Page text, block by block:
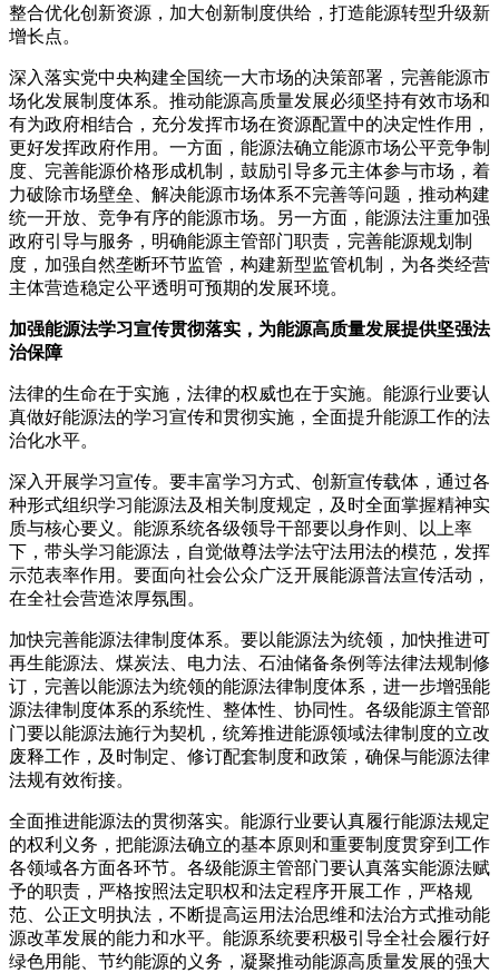
整合优化创新资源，加大创新制度供给，打造能源转型升级新
增长点。
深入落实党中央构建全国统一大市场的决策部署，完善能源市
场化发展制度体系。推动能源高质量发展必须坚持有效市场和
有为政府相结合，充分发挥市场在资源配置中的决定性作用，
更好发挥政府作用。一方面，能源法确立能源市场公平竞争制
度、完善能源价格形成机制，鼓励引导多元主体参与市场，着
力破除市场壁垒、解决能源市场体系不完善等问题，推动构建
统一开放、竞争有序的能源市场。另一方面，能源法注重加强
政府引导与服务，明确能源主管部门职责，完善能源规划制
度，加强自然垄断环节监管，构建新型监管机制，为各类经营
主体营造稳定公平透明可预期的发展环境。
加强能源法学习宣传贯彻落实，为能源高质量发展提供坚强法
治保障
法律的生命在于实施，法律的权威也在于实施。能源行业要认
真做好能源法的学习宣传和贯彻实施，全面提升能源工作的法
治化水平。
深入开展学习宣传。要丰富学习方式、创新宣传载体，通过各
种形式组织学习能源法及相关制度规定，及时全面掌握精神实
质与核心要义。能源系统各级领导干部要以身作则、以上率
下，带头学习能源法，自觉做尊法学法守法用法的模范，发挥
示范表率作用。要面向社会公众广泛开展能源普法宣传活动，
在全社会营造浓厚氛围。
加快完善能源法律制度体系。要以能源法为统领，加快推进可
再生能源法、煤炭法、电力法、石油储备条例等法律法规制修
订，完善以能源法为统领的能源法律制度体系，进一步增强能
源法律制度体系的系统性、整体性、协同性。各级能源主管部
门要以能源法施行为契机，统筹推进能源领域法律制度的立改
废释工作，及时制定、修订配套制度和政策，确保与能源法律
法规有效衔接。
全面推进能源法的贯彻落实。能源行业要认真履行能源法规定
的权利义务，把能源法确立的基本原则和重要制度贯穿到工作
各领域各方面各环节。各级能源主管部门要认真落实能源法赋
予的职责，严格按照法定职权和法定程序开展工作，严格规
范、公正文明执法，不断提高运用法治思维和法治方式推动能
源改革发展的能力和水平。能源系统要积极引导全社会履行好
绿色用能、节约能源的义务，凝聚推动能源高质量发展的强大